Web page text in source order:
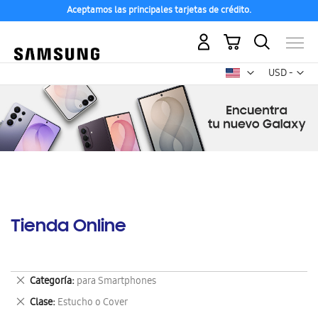
Aceptamos las principales tarjetas de crédito.
USD -
dólar
Mi carrito
Tienda Online
Categoría para Smartphones
Eliminar
este
artículo
Clase Estucho o Cover
Eliminar